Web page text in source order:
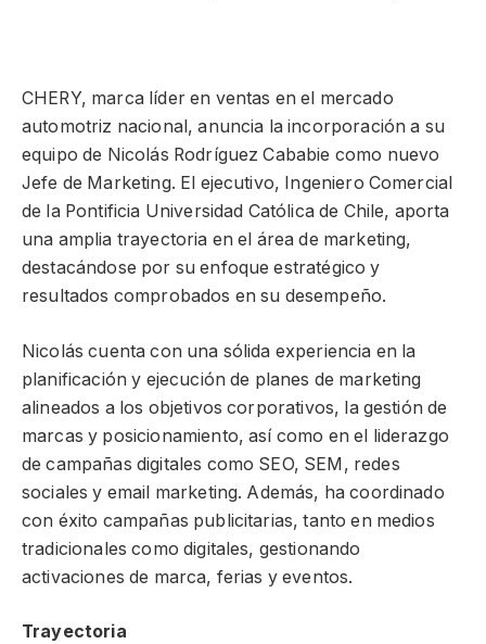
CHERY, marca líder en ventas en el mercado
automotriz nacional, anuncia la incorporación a su
equipo de Nicolás Rodríguez Cababie como nuevo
Jefe de Marketing. El ejecutivo, Ingeniero Comercial
de la Pontificia Universidad Católica de Chile, aporta
una amplia trayectoria en el área de marketing,
destacándose por su enfoque estratégico y
resultados comprobados en su desempeño.
Nicolás cuenta con una sólida experiencia en la
planificación y ejecución de planes de marketing
alineados a los objetivos corporativos, la gestión de
marcas y posicionamiento, así como en el liderazgo
de campañas digitales como SEO, SEM, redes
sociales y email marketing. Además, ha coordinado
con éxito campañas publicitarias, tanto en medios
tradicionales como digitales, gestionando
activaciones de marca, ferias y eventos.
Trayectoria